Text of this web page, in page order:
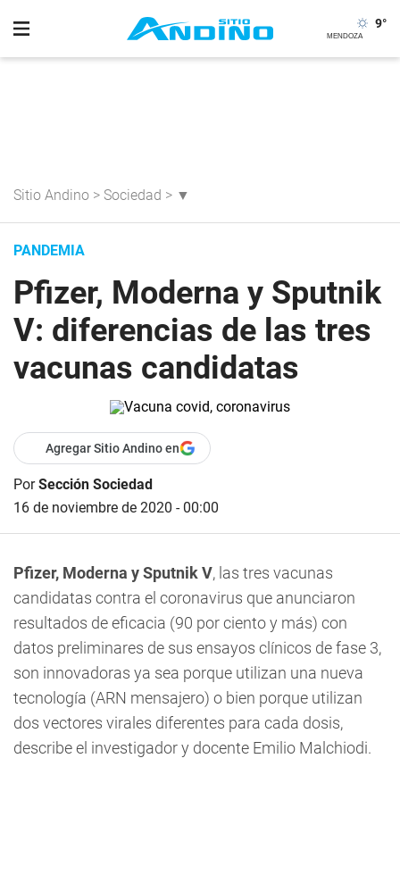
9°
Sitio Andino > Sociedad > ▼
PANDEMIA
Pfizer, Moderna y Sputnik
V: diferencias de las tres
vacunas candidatas
Agregar Sitio Andino en
PorSección Sociedad
16 de noviembre de 2020 - 00:00
Pfizer, Moderna y Sputnik V, las tres vacunas
candidatas contra el coronavirus que anunciaron
resultados de eficacia (90 por ciento y más) con
datos preliminares de sus ensayos clínicos de fase 3,
son innovadoras ya sea porque utilizan una nueva
tecnología (ARN mensajero) o bien porque utilizan
dos vectores virales diferentes para cada dosis,
describe el investigador y docente Emilio Malchiodi.